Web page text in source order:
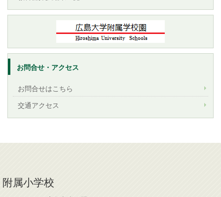
お問合せ・アクセス
お問合せはこちら
交通アクセス
附属小学校